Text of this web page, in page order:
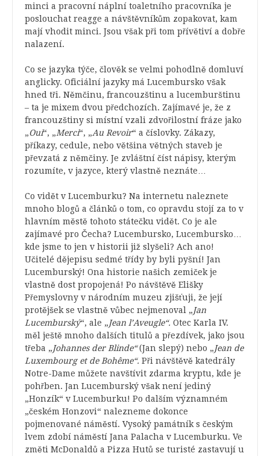
minci a pracovní náplní toaletního pracovníka je
poslouchat reagge a návštěvníkům zopakovat, kam
mají vhodit minci. Jsou však při tom přívětiví a dobře
nalazení.
Co se jazyka týče, člověk se velmi pohodlně domluví
anglicky. Oficiální jazyky má Lucembursko však
hned tři. Němčinu, francouzštinu a lucemburštinu
– ta je mixem dvou předchozích. Zajímavé je, že z
francouzštiny si místní vzali zdvořilostní fráze jako
„Oui“, „Merci“, „Au Revoir“ a číslovky. Zákazy,
příkazy, cedule, nebo většina větných staveb je
převzatá z němčiny. Je zvláštní číst nápisy, kterým
rozumíte, v jazyce, který vlastně neznáte…
Co vidět v Lucemburku? Na internetu naleznete
mnoho blogů a článků o tom, co opravdu stojí za to v
hlavním městě tohoto státečku vidět. Co je ale
zajímavé pro Čecha? Lucembursko, Lucembursko…
kde jsme to jen v historii již slyšeli? Ach ano!
Učitelé dějepisu sedmé třídy by byli pyšní! Jan
Lucemburský! Ona historie našich zemiček je
vlastně dost propojená! Po návštěvě Elišky
Přemyslovny v národním muzeu zjišťuji, že její
protějšek se vlastně vůbec nejmenoval „Jan
Lucemburský“, ale „Jean l’Aveugle“. Otec Karla IV.
měl ještě mnoho dalších titulů a přezdívek, jako jsou
třeba „Johannes der Blinde“(Jan slepý) nebo „Jean de
Luxembourg et de Bohême“. Při návštěvě katedrály
Notre-Dame můžete navštívit zdarma kryptu, kde je
pohřben. Jan Lucemburský však není jediný
„Honzík“ v Lucemburku! Po dalším významném
„českém Honzovi“ nalezneme dokonce
pojmenované náměstí. Vysoký památník s českým
lvem zdobí náměstí Jana Palacha v Lucemburku. Ve
změti McDonaldů a Pizza Hutů se turisté zastavují u